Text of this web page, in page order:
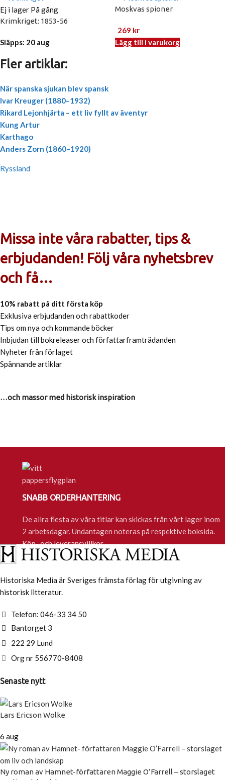
Ej i lager På gång
Krimkriget: 1853-56
Släpps: 20 aug
Moskvas spioner
269 kr
Lägg till i varukorg
Fler artiklar:
När spanska sjukan blev spansk
Ivar Kreuger (1880–1932)
Rikard Lejonhjärta – ett liv fyllt av äventyr
Kung Artur
Karthago
Anders Zorn (1860–1920)
Ryssland
Missa inte våra rabatter, tips &
erbjudanden! Följ våra nyhetsbrev
och få…
10% rabatt på ditt första köp
Exklusiva erbjudanden och rabattkoder
Tips om nya och kommande böcker
Inbjudan till bokreleaser och författarframträdanden
Nyheter från förlaget
Spännande artiklar
…och massor med historisk inspiration
SNABB ORDERHANTERING
De allra flesta av våra titlar kan skickas från vårt lager inom
2 arbetsdagar. Undantagen noteras på respektive boksida.
Köp- och leveransvillkor
Historiska Media är Sveriges främsta förlag för utgivning av
historisk litteratur.
Telefon: 046-33 34 50
Bantorget 3
222 29 Lund
Org nr 556770-8408
Senaste nytt
Lars Ericson Wolke
6 aug
Ny roman av Hamnet-författaren Maggie O’Farrell – storslaget